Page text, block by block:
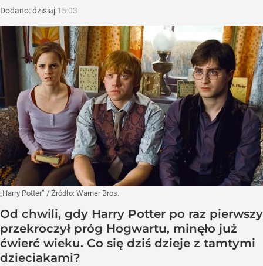
Dodano:dzisiaj 15:03
„Harry Potter” / Źródło: Warner Bros.
Od chwili, gdy Harry Potter po raz pierwszy
przekroczył próg Hogwartu, minęło już
ćwierć wieku. Co się dziś dzieje z tamtymi
dzieciakami?